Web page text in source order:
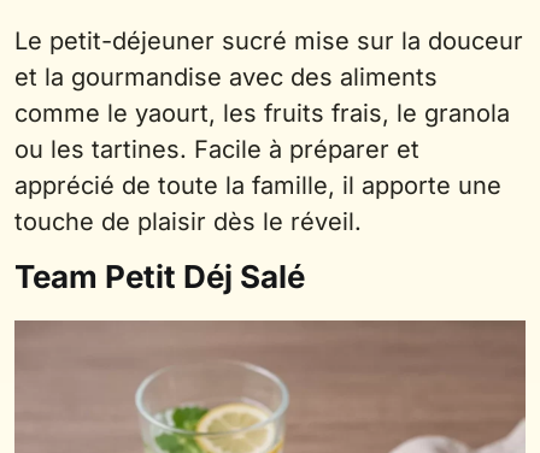
Le petit-déjeuner sucré mise sur la douceur
et la gourmandise avec des aliments
comme le yaourt, les fruits frais, le granola
ou les tartines. Facile à préparer et
apprécié de toute la famille, il apporte une
touche de plaisir dès le réveil.
Team Petit Déj Salé